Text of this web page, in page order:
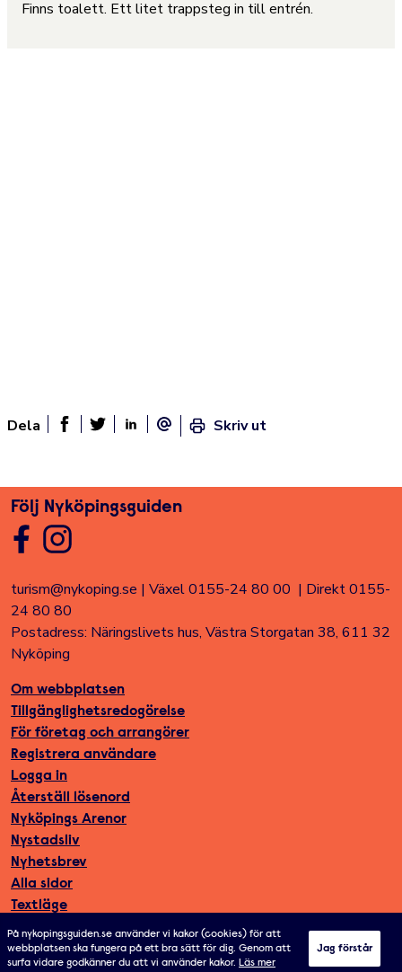
Finns toalett. Ett litet trappsteg in till entrén.
Dela
Dela sidan på Facebook
E-post
Skriv ut
Följ Nyköpingsguiden
turism@nykoping.se | Växel 0155-24 80 00 | Direkt 0155-
24 80 80
Postadress: Näringslivets hus, Västra Storgatan 38, 611 32
Nyköping
Om webbplatsen
Tillgänglighetsredogörelse
För företag och arrangörer
Registrera användare
Logga in
Återställ lösenord
Nyköpings Arenor
Nystadsliv
Nyhetsbrev
Alla sidor
Textläge
På nykopingsguiden.se använder vi kakor (cookies) för att
webbplatsen ska fungera på ett bra sätt för dig. Genom att
surfa vidare godkänner du att vi använder kakor. Läs mer
Jag förstår